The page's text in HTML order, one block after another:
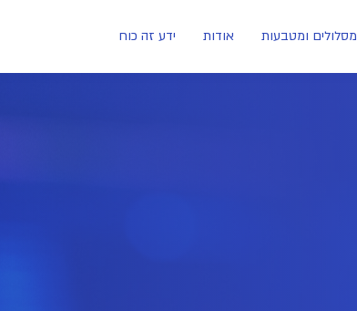
מסלולים ומטבעות אודות ידע זה כוח